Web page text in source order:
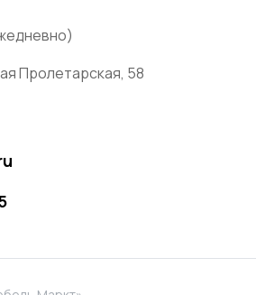
Пролетарская, 58